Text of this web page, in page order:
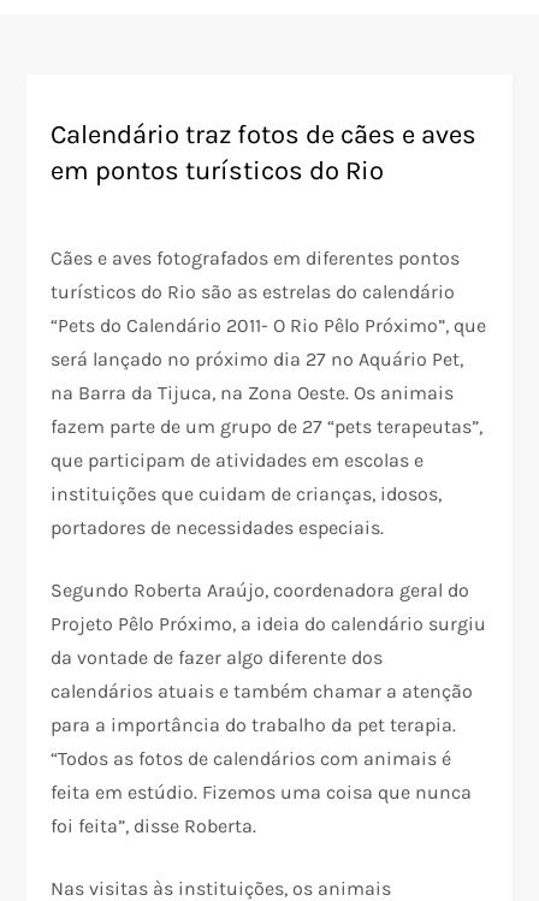
Calendário traz fotos de cães e aves
em pontos turísticos do Rio
Cães e aves fotografados em diferentes pontos
turísticos do Rio são as estrelas do calendário
“Pets do Calendário 2011- O Rio Pêlo Próximo”, que
será lançado no próximo dia 27 no Aquário Pet,
na Barra da Tijuca, na Zona Oeste. Os animais
fazem parte de um grupo de 27 “pets terapeutas”,
que participam de atividades em escolas e
instituições que cuidam de crianças, idosos,
portadores de necessidades especiais.
Segundo Roberta Araújo, coordenadora geral do
Projeto Pêlo Próximo, a ideia do calendário surgiu
da vontade de fazer algo diferente dos
calendários atuais e também chamar a atenção
para a importância do trabalho da pet terapia.
“Todos as fotos de calendários com animais é
feita em estúdio. Fizemos uma coisa que nunca
foi feita”, disse Roberta.
Nas visitas às instituições, os animais